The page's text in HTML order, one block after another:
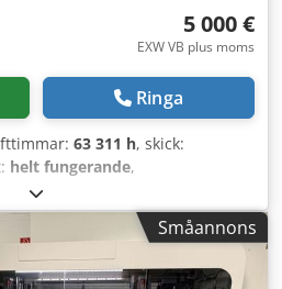
5 000 €
EXW VB plus moms
Ringa
63 311 h, skick:
helt fungerande,
Y27639
Nsx Af Ajf
Småannons